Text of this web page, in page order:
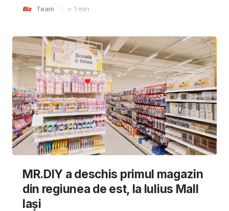
Team < 1 min
MR.DIY a deschis primul magazin
din regiunea de est, la Iulius Mall
Iași